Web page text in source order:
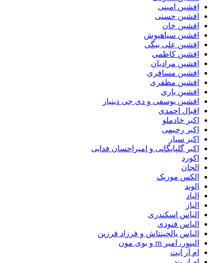
افشین امینی
افشین حسنی
افشین خان
افشین سیاهپوش
افشین علی بیگی
افشین کاظمی
افشین مرادیان
افشین مسافری
افشین مظفری
افشین یاری
افشین یوسفی و دی جی دینیار
اقبال احمدی
اکبر خادملو
اکبر رحیمی
اکبر سیار
اکبر گلپایگانی و امیراحسان فدایی
اکورد
الجان
الکس موزیک
الوند
الیاد
الیاز
الیاس اسکندری
الیاس فنودی
الیاس یالچینتاش و فرزاد فرزین
الینور، امیر rn و بوی مون
ام آر ایت